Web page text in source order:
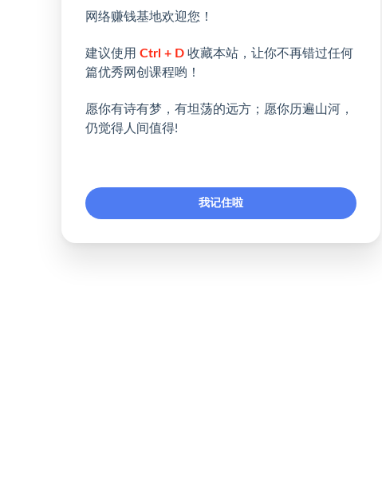
网络赚钱基地欢迎您！
建议使用 Ctrl + D 收藏本站，让你不再错过任何
篇优秀网创课程哟！
愿你有诗有梦，有坦荡的远方；愿你历遍山河，
仍觉得人间值得!
我记住啦